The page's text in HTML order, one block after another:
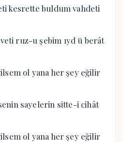
kesrette buldum vahdeti
ruz-u şebim ıyd ü berât
ol yana her şey eğilir
sayelerin sitte-i cihât
ol yana her şey eğilir